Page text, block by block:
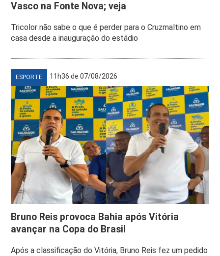
Vasco na Fonte Nova; veja
Tricolor não sabe o que é perder para o Cruzmaltino em
casa desde a inauguração do estádio
ESPORTE 11h36 de 07/08/2026
Bruno Reis provoca Bahia após Vitória
avançar na Copa do Brasil
Após a classificação do Vitória, Bruno Reis fez um pedido